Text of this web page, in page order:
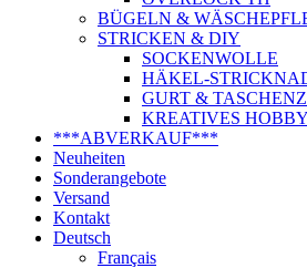
BÜGELN &
STRICKEN & DIY
SOCKENWOLLE
HÄKEL-
GURT &
KREATIVES HOBBY
***ABVERKAUF***
Neuheiten
Sonderangebote
Versand
Kontakt
Deutsch
Français